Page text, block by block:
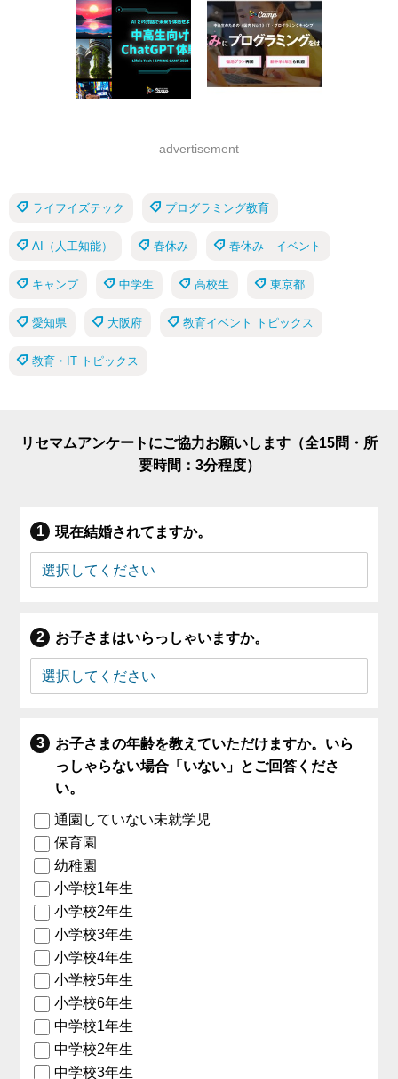
advertisement
ライフイズテック プログラミング教育
AI（人工知能） 春休み 春休み イベント
キャンプ 中学生 高校生 東京都
愛知県 大阪府 教育イベント トピックス
教育・IT トピックス
リセマムアンケートにご協力お願いします（全15問・所
要時間：3分程度）
現在結婚されてますか。
お子さまはいらっしゃいますか。
お子さまの年齢を教えていただけますか。いら
っしゃらない場合「いない」とご回答くださ
い。
通園していない未就学児
保育園
幼稚園
小学校1年生
小学校2年生
小学校3年生
小学校4年生
小学校5年生
小学校6年生
中学校1年生
中学校2年生
中学校3年生